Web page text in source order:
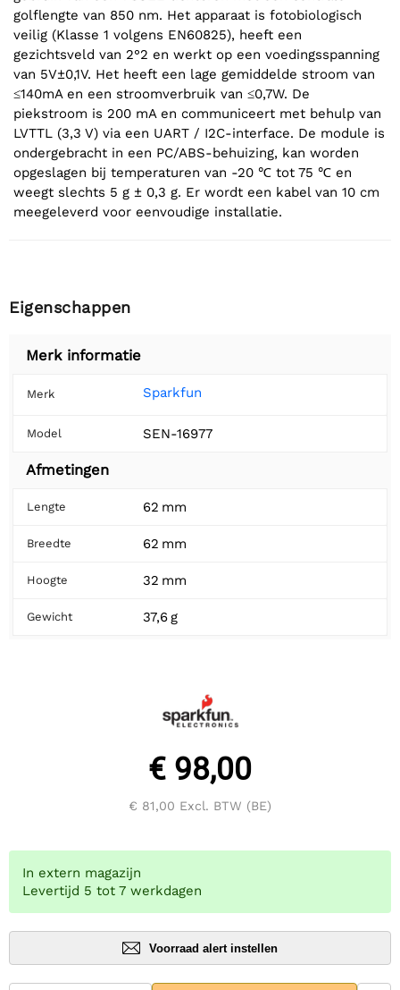
golflengte van 850 nm. Het apparaat is fotobiologisch
veilig (Klasse 1 volgens EN60825), heeft een
gezichtsveld van 2°2 en werkt op een voedingsspanning
van 5V±0,1V. Het heeft een lage gemiddelde stroom van
≤140mA en een stroomverbruik van ≤0,7W. De
piekstroom is 200 mA en communiceert met behulp van
LVTTL (3,3 V) via een UART / I2C-interface. De module is
ondergebracht in een PC/ABS-behuizing, kan worden
opgeslagen bij temperaturen van -20 ℃ tot 75 ℃ en
weegt slechts 5 g ± 0,3 g. Er wordt een kabel van 10 cm
meegeleverd voor eenvoudige installatie.
Eigenschappen
Merk informatie
Merk Sparkfun
Model SEN-16977
Afmetingen
Lengte 62 mm
Breedte 62 mm
Hoogte 32 mm
Gewicht 37,6 g
€ 98,00
€ 81,00 Excl. BTW (BE)
In extern magazijn
Levertijd 5 tot 7 werkdagen
Voorraad alert instellen